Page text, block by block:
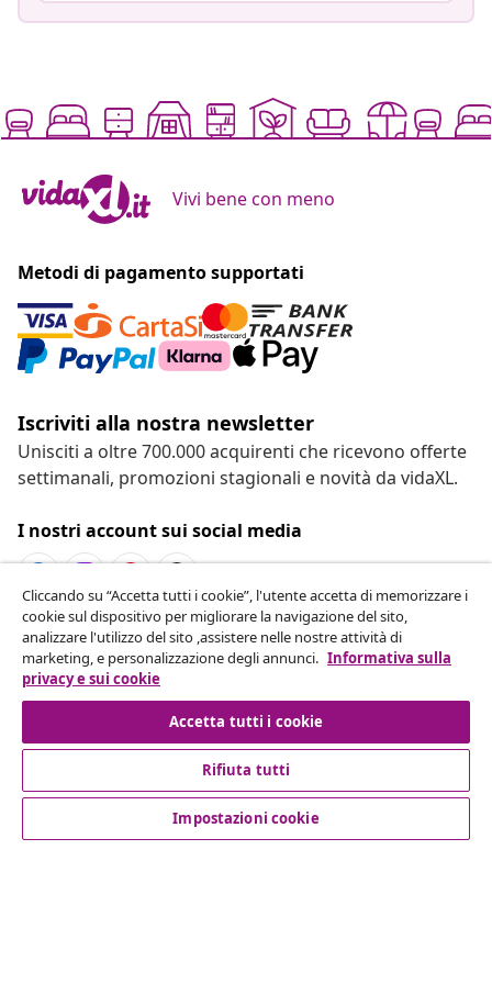
Vivi bene con meno
Metodi di pagamento supportati
Iscriviti alla nostra newsletter
Unisciti a oltre 700.000 acquirenti che ricevono offerte
settimanali, promozioni stagionali e novità da vidaXL.
I nostri account sui social media
Recesso dal contratto
Invia una richiesta di recesso per il tuo ordine.
Recesso dal contratto
Cliccando su “Accetta tutti i cookie”, l'utente accetta di memorizzare i
cookie sul dispositivo per migliorare la navigazione del sito,
analizzare l'utilizzo del sito ,assistere nelle nostre attività di
marketing, e personalizzazione degli annunci. Informativa sulla
privacy e sui cookie
Accetta tutti i cookie
Rifiuta tutti
Impostazioni cookie